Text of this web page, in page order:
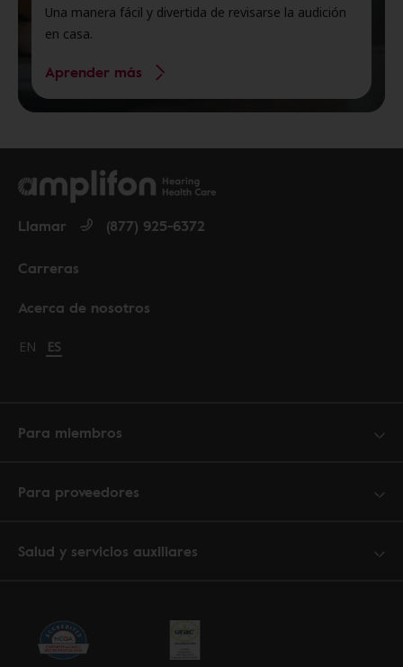
Una manera fácil y divertida de revisarse la audición
en casa.
Aprender más
Acerca de nosotros
Carreras
Llamar (877) 925-6372
Change language to English
EN Cambiar idioma a español
ES
Para miembros
Para proveedores
Salud y servicios auxiliares